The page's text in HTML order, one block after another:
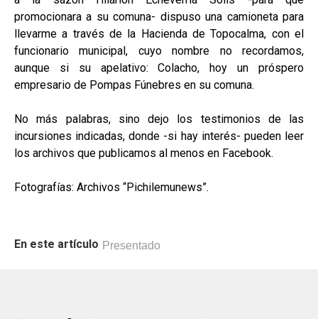
promocionara a su comuna- dispuso una camioneta para
llevarme a través de la Hacienda de Topocalma, con el
funcionario municipal, cuyo nombre no recordamos,
aunque si su apelativo: Colacho, hoy un próspero
empresario de Pompas Fúnebres en su comuna.
No más palabras, sino dejo los testimonios de las
incursiones indicadas, donde -si hay interés- pueden leer
los archivos que publicamos al menos en Facebook.
Fotografías: Archivos “Pichilemunews”.
En este artículo Presentado